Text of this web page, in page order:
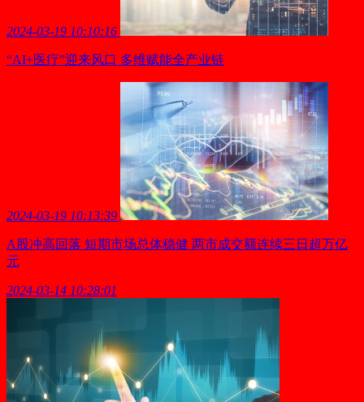
2024-03-19 10:10:16
“AI+医疗”迎来风口 多维赋能全产业链
2024-03-19 10:13:39
A股冲高回落 短期市场总体稳健 两市成交额连续三日超万亿
元
2024-03-14 10:28:01